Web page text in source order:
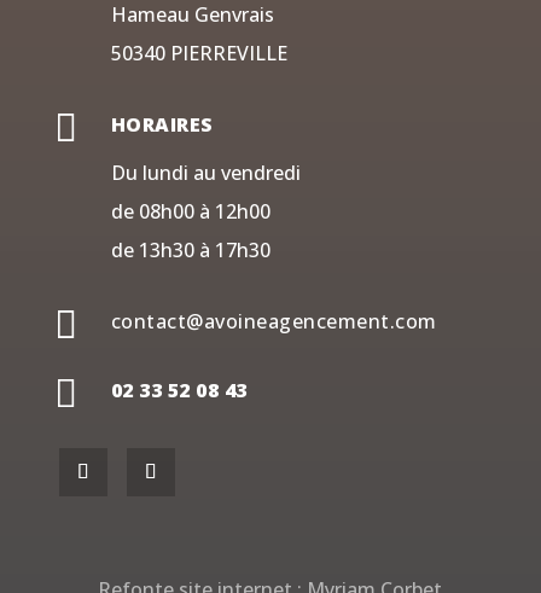
Hameau Genvrais
50340 PIERREVILLE

HORAIRES
Du lundi au vendredi
de 08h00 à 12h00
de 13h30 à 17h30
 contact@avoineagencement.com
 02 33 52 08 43